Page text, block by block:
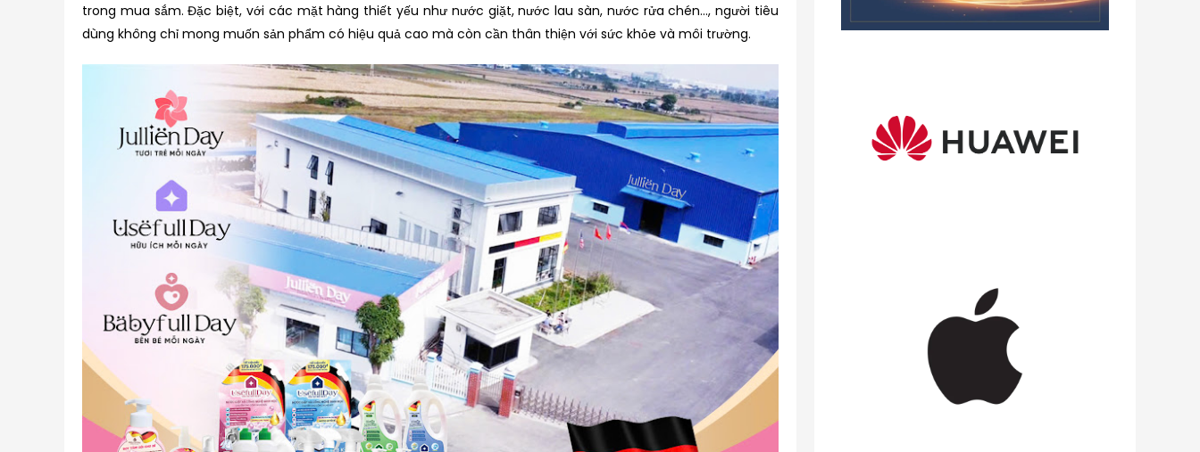
trong mua sắm. Đặc biệt, với các mặt hàng thiết yếu như nước giặt, nước lau sàn, nước rửa chén…, người tiêu
dùng không chỉ mong muốn sản phẩm có hiệu quả cao mà còn cần thân thiện với sức khỏe và môi trường.